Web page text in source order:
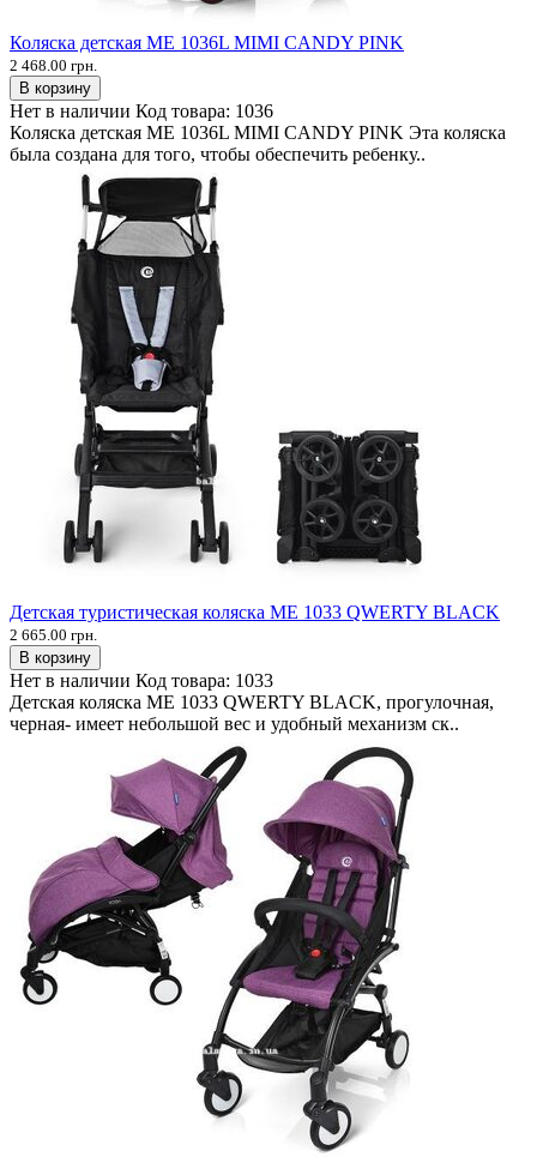
Коляска детская ME 1036L MIMI CANDY PINK
2 468.00 грн.
В корзину
Нет в наличии Код товара: 1036
Коляска детская ME 1036L MIMI CANDY PINK Эта коляска
была создана для того, чтобы обеспечить ребенку..
Детская туристическая коляска ME 1033 QWERTY BLACK
2 665.00 грн.
В корзину
Нет в наличии Код товара: 1033
Детская коляска ME 1033 QWERTY BLACK, прогулочная,
черная- имеет небольшой вес и удобный механизм ск..